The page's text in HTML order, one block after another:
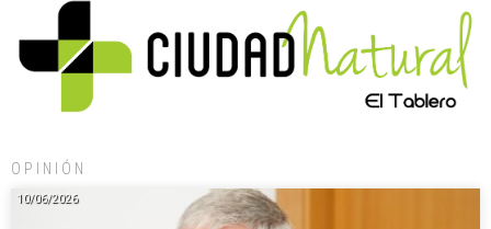
OPINIÓN
10/06/2026